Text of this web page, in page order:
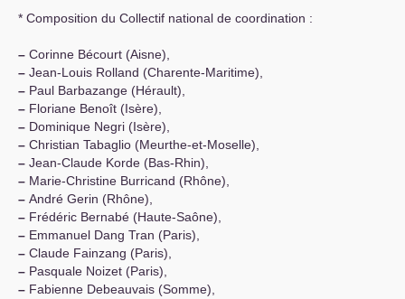
* Composition du Collectif national de coordination :
– Corinne Bécourt (Aisne),
– Jean-Louis Rolland (Charente-Maritime),
– Paul Barbazange (Hérault),
– Floriane Benoît (Isère),
– Dominique Negri (Isère),
– Christian Tabaglio (Meurthe-et-Moselle),
– Jean-Claude Korde (Bas-Rhin),
– Marie-Christine Burricand (Rhône),
– André Gerin (Rhône),
– Frédéric Bernabé (Haute-Saône),
– Emmanuel Dang Tran (Paris),
– Claude Fainzang (Paris),
– Pasquale Noizet (Paris),
– Fabienne Debeauvais (Somme),